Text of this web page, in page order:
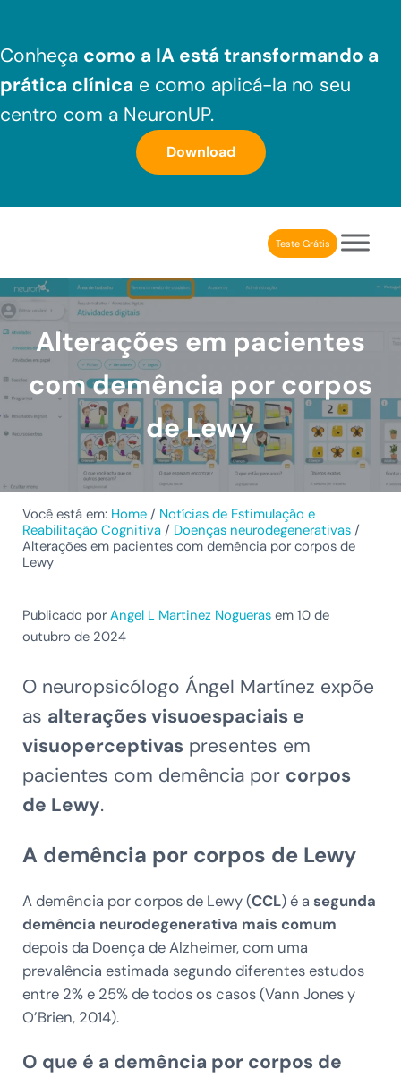
Conheça como a IA está transformando a
prática clínica e como aplicá-la no seu
centro com a NeuronUP.
Download
Aplicativo de estimulação cognitiva para profissionais
Teste Grátis
Alterações em pacientes
com demência por corpos
de Lewy
Você está em: Home / Notícias de Estimulação e
Reabilitação Cognitiva / Doenças neurodegenerativas /
Alterações em pacientes com demência por corpos de
Lewy
Publicado por Angel L Martinez Noguerasem 10 de
outubro de 2024
O neuropsicólogo Ángel Martínez expõe
as alterações visuoespaciais e
visuoperceptivaspresentes em
pacientes com demência por corpos
de Lewy.
A demência por corpos de Lewy
A demência por corpos de Lewy (CCL) é a segunda
demência neurodegenerativa mais comum
depois da Doença de Alzheimer, com uma
prevalência estimada segundo diferentes estudos
entre 2% e 25% de todos os casos (Vann Jones y
O’Brien, 2014).
O que é a demência por corpos de